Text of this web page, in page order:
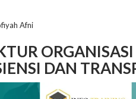
Afni
DAN